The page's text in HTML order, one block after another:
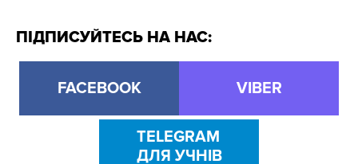
ПІДПИСУЙТЕСЬ НА НАС:
FACEBOOK VIBER
TELEGRAM
ДЛЯ УЧНІВ